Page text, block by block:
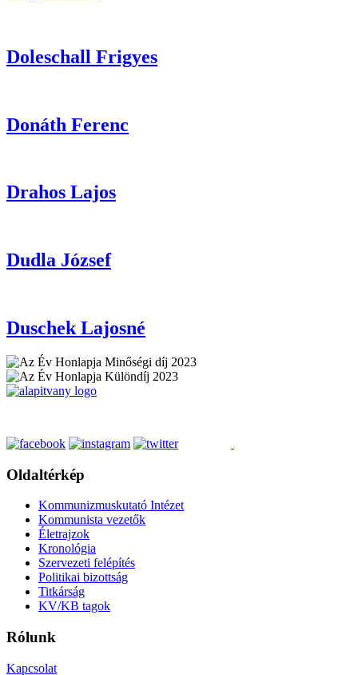
Doleschall Frigyes
Donáth Ferenc
Drahos Lajos
Dudla József
Duschek Lajosné
Oldaltérkép
Kommunizmuskutató Intézet
Kommunista vezetők
Életrajzok
Kronológia
Szervezeti felépítés
Politikai bizottság
Titkárság
KV/KB tagok
Rólunk
Kapcsolat